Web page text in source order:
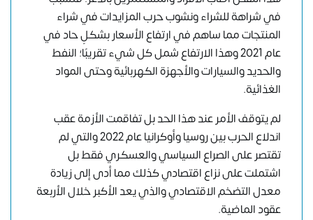
في شراهة للشراء ونشوب حرب المزايدات في شراء
المنتجات مما ساهم في ارتفاع الأسعار بشكلٍ حاد في
عام 2021 وهذا الارتفاع شمل كل شيء تقريبًا؛ النفط
والحديد والسيارات والأجهزة الكهربائية وحتى المواد
الغذائية.
لم يتوقف الأمر عند هذا الحد بل تفاقمت الأزمة عقب
اندلاع الحرب بين روسيا وأوكرانيا عام 2022 والتي لم
تقتصر على الصراع السياسي والعسكري فقط بل
اشتملت على نزاع اقتصادي كذلك مما أدى إلى زيادة
معدل التضخم الاقتصادي والذي يعد الأكبر خلال الأربعة
عقود الماضية.